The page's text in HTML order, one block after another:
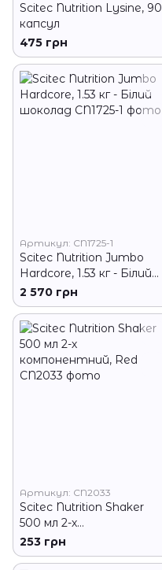
Scitec Nutrition Lysine, 90
капсул
475 грн
Артикул: CN1725-1
Scitec Nutrition Jumbo
Hardcore, 1.53 кг - Білий
шоколад
2 570 грн
Артикул: CN2033
Scitec Nutrition Shaker
500 мл 2-х
компонентний, Red
253 грн